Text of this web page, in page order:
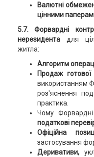
Валютні
цінними
5.7. Форвардні
нерезидентадля
житла:
Алгоритм
Продаж
використанням
роз'яснення
практика.
Чому
податкові
Офіційна
застосування
Деривативи,